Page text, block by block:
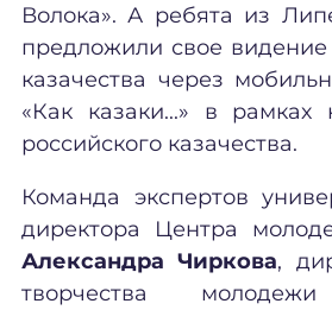
Волока». А ребята из
предложили свое
казачества через
«Как казаки...» в рамках
российского казачества.
Команда экспертов
директора Центра
Александра Чиркова,
творчества